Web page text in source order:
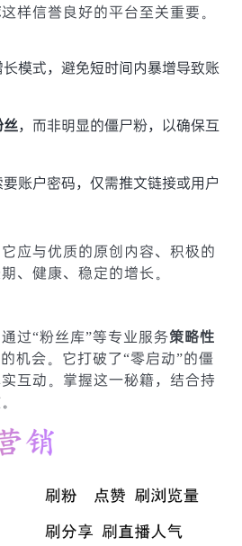
这样信誉良好的平台至关重要。
模式，避免短时间内暴增导致账
丝，而非明显的僵尸粉，以确保互
账户密码，仅需推文链接或用户
应与优质的原创内容、积极的
、健康、稳定的增长。
过“粉丝库”等专业服务策略性
机会。它打破了“零启动”的僵
互动。掌握这一秘籍，结合持